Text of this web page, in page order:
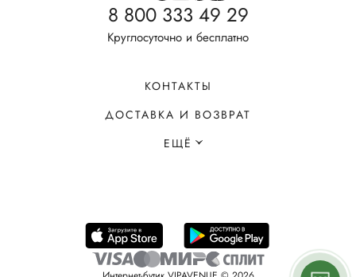
8 800 333 49 29
Круглосуточно и бесплатно
КОНТАКТЫ
ДОСТАВКА И ВОЗВРАТ
ЕЩЁ